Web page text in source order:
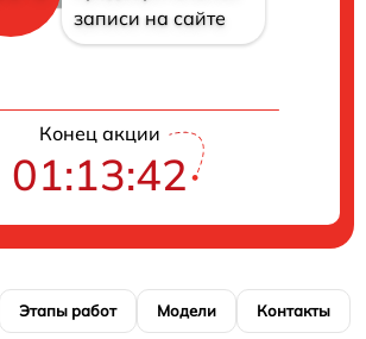
записи на сайте
Конец акции
01:13:42
Этапы работ Модели Контакты